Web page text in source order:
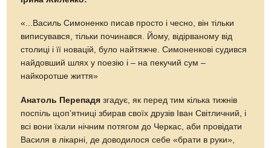
«...Василь Симоненко писав просто і чесно, він тільки
виписувався, тільки починався. Йому, відірваному від
столиці і її новацій, було найтяжче. Симоненкові судився
найдовший шлях у поезію і – на пекучий сум –
найкоротше життя»
Анатоль Перепадя згадує, як перед тим кілька тижнів
поспіль щоп’ятниці збирав своїх друзів Іван Світличний, і
всі вони їхали нічним потягом до Черкас, аби провідати
Василя в лікарні, де доводилося себе «брати в руки»,